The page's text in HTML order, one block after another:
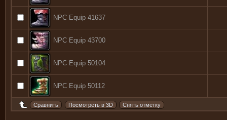
NPC Equip 41637
NPC Equip 43700
NPC Equip 50104
NPC Equip 50112